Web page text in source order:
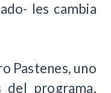
les cambia
Pastenes, uno
del programa,